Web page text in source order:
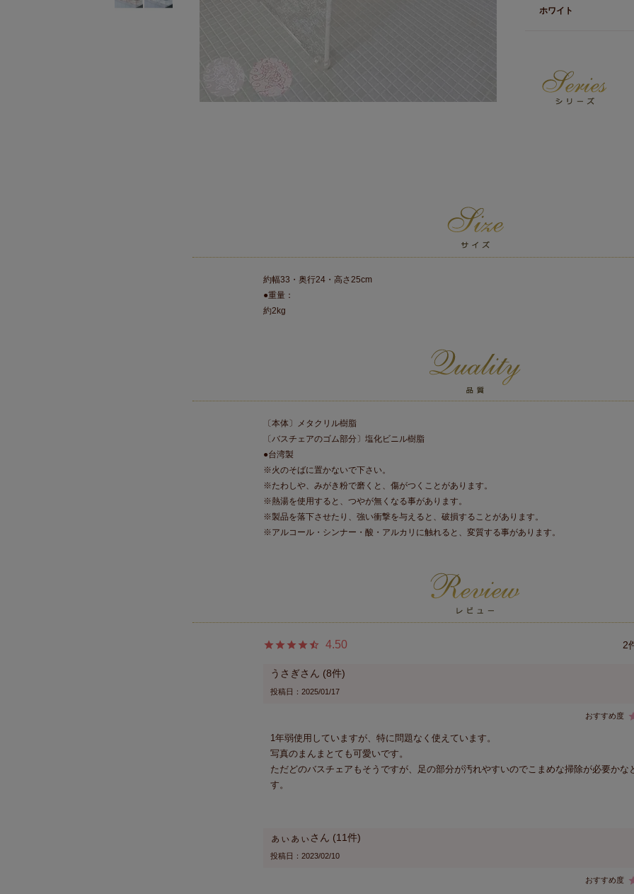
ホワイト
約幅33・奥行24・高さ25cm
●重量：
約2kg
〔本体〕メタクリル樹脂
〔バスチェアのゴム部分〕塩化ビニル樹脂
●台湾製
※火のそばに置かないで下さい。
※たわしや、みがき粉で磨くと、傷がつくことがあります。
※熱湯を使用すると、つやが無くなる事があります。
※製品を落下させたり、強い衝撃を与えると、破損することがあります。
※アルコール・シンナー・酸・アルカリに触れると、変質する事があります。
4.50 2
うさぎ 8
投稿日 2025/01/17
1年弱使用していますが、特に問題なく使えています。
写真のまんまとても可愛いです。
ただどのバスチェアもそうですが、足の部分が汚れやすいのでこまめな掃除が必要かな
す。
ぁぃぁぃ 11
投稿日 2023/02/10